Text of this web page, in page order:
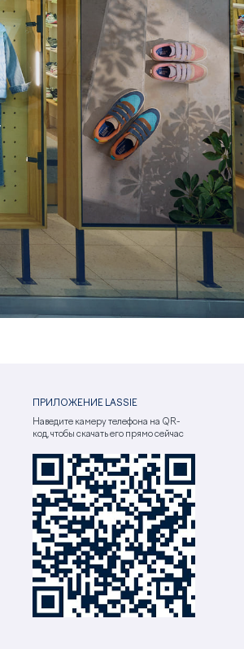
ПРИЛОЖЕНИЕ LASSIE
Наведите камеру телефона на QR-
код, чтобы скачать его прямо сейчас